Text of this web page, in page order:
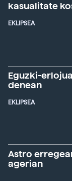
kasualitate
EKLIPSEA
Eguzki-
denean
EKLIPSEA
Astro
agerian